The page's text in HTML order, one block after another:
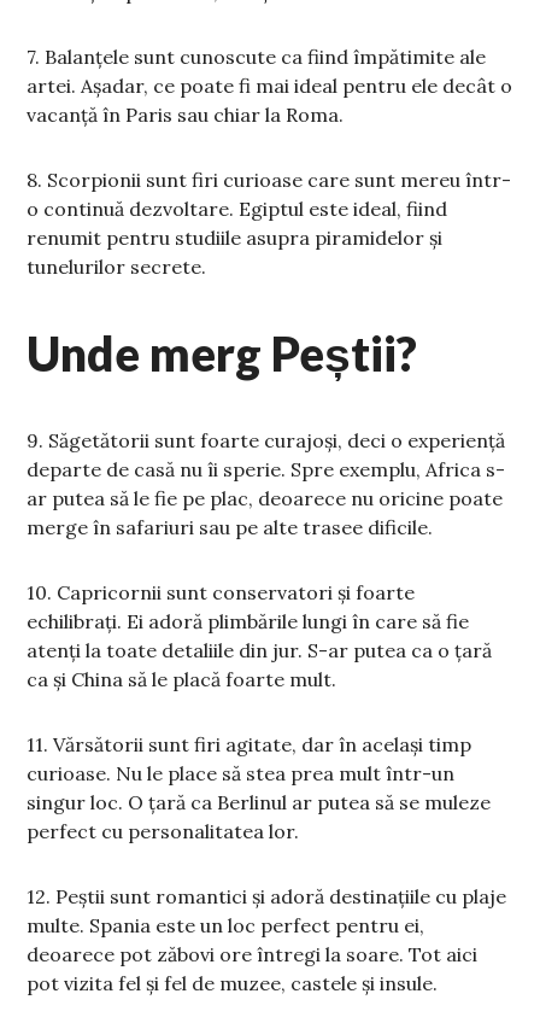
7. Balanțele sunt cunoscute ca fiind împătimite ale
artei. Așadar, ce poate fi mai ideal pentru ele decât o
vacanță în Paris sau chiar la Roma.
8. Scorpionii sunt firi curioase care sunt mereu într-
o continuă dezvoltare. Egiptul este ideal, fiind
renumit pentru studiile asupra piramidelor și
tunelurilor secrete.
Unde merg Peștii?
9. Săgetătorii sunt foarte curajoși, deci o experiență
departe de casă nu îi sperie. Spre exemplu, Africa s-
ar putea să le fie pe plac, deoarece nu oricine poate
merge în safariuri sau pe alte trasee dificile.
10. Capricornii sunt conservatori și foarte
echilibrați. Ei adoră plimbările lungi în care să fie
atenți la toate detaliile din jur. S-ar putea ca o țară
ca și China să le placă foarte mult.
11. Vărsătorii sunt firi agitate, dar în același timp
curioase. Nu le place să stea prea mult într-un
singur loc. O țară ca Berlinul ar putea să se muleze
perfect cu personalitatea lor.
12. Peștii sunt romantici și adoră destinațiile cu plaje
multe. Spania este un loc perfect pentru ei,
deoarece pot zăbovi ore întregi la soare. Tot aici
pot vizita fel și fel de muzee, castele și insule.